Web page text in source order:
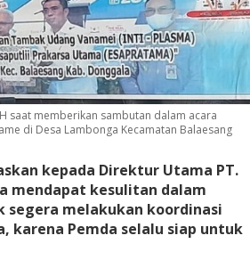
saat memberikan sambutan dalam acara
di Desa Lambonga Kecamatan Balaesang
kepada Direktur Utama PT.
mendapat kesulitan dalam
segera melakukan koordinasi
karena Pemda selalu siap untuk